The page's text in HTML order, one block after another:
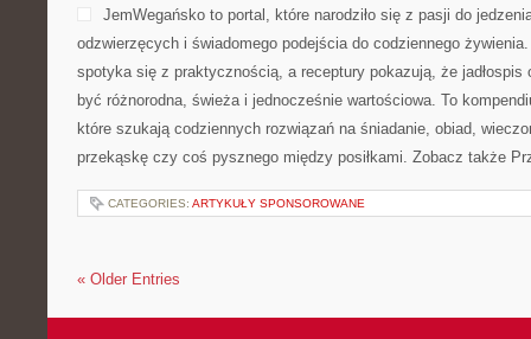
JemWegańsko to portal, które narodziło się z pasji do
odzwierzęcych i świadomego podejścia do codziennego
spotyka się z praktycznością, a receptury pokazują, że jadłospis
być różnorodna, świeża i jednocześnie wartościowa. To
które szukają codziennych rozwiązań na śniadanie, obiad,
przekąskę czy coś pysznego między posiłkami. Zobacz także
CATEGORIES: ARTYKUŁY SPONSOROWANE
« Older Entries